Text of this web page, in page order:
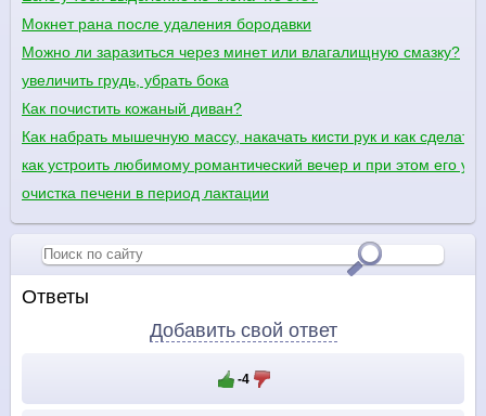
Мокнет рана после удаления бородавки
Можно ли заразиться через минет или влагалищную смазку?
увеличить грудь, убрать бока
Как почистить кожаный диван?
Как набрать мышечную массу, накачать кисти рук и как
как устроить любимому романтический вечер и при этом его
очистка печени в период лактации
Ответы
Добавить свой ответ
-4